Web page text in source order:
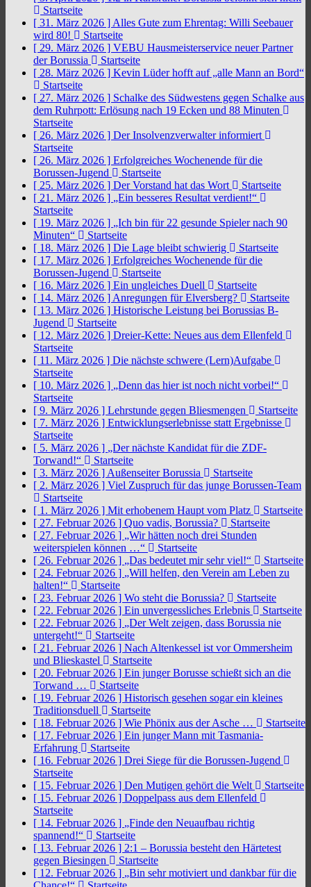
Startseite
[ 31. März 2026 ] Alles Gute zum Ehrentag: Willi Seebauer
wird 80!
Startseite
[ 29. März 2026 ] VEBU Hausmeisterservice neuer Partner
der Borussia
Startseite
[ 28. März 2026 ] Kevin Lüder hofft auf „alle Mann an Bord“
Startseite
[ 27. März 2026 ] Schalke des Südwestens gegen Schalke aus
dem Ruhrpott: Erlösung nach 19 Ecken und 88 Minuten
Startseite
[ 26. März 2026 ] Der Insolvenzverwalter informiert
Startseite
[ 26. März 2026 ] Erfolgreiches Wochenende für die
Borussen-Jugend
Startseite
[ 25. März 2026 ] Der Vorstand hat das Wort
Startseite
[ 21. März 2026 ] „Ein besseres Resultat verdient!“
Startseite
[ 19. März 2026 ] „Ich bin für 22 gesunde Spieler nach 90
Minuten“
Startseite
[ 18. März 2026 ] Die Lage bleibt schwierig
Startseite
[ 17. März 2026 ] Erfolgreiches Wochenende für die
Borussen-Jugend
Startseite
[ 16. März 2026 ] Ein ungleiches Duell
Startseite
[ 14. März 2026 ] Anregungen für Elversberg?
Startseite
[ 13. März 2026 ] Historische Leistung bei Borussias B-
Jugend
Startseite
[ 12. März 2026 ] Dreier-Kette: Neues aus dem Ellenfeld
Startseite
[ 11. März 2026 ] Die nächste schwere (Lern)Aufgabe
Startseite
[ 10. März 2026 ] „Denn das hier ist noch nicht vorbei!“
Startseite
[ 9. März 2026 ] Lehrstunde gegen Bliesmengen
Startseite
[ 7. März 2026 ] Entwicklungserlebnisse statt Ergebnisse
Startseite
[ 5. März 2026 ] „Der nächste Kandidat für die ZDF-
Torwand!“
Startseite
[ 3. März 2026 ] Außenseiter Borussia
Startseite
[ 2. März 2026 ] Viel Zuspruch für das junge Borussen-Team
Startseite
[ 1. März 2026 ] Mit erhobenem Haupt vom Platz
Startseite
[ 27. Februar 2026 ] Quo vadis, Borussia?
Startseite
[ 27. Februar 2026 ] „Wir hätten noch drei Stunden
weiterspielen können …“
Startseite
[ 26. Februar 2026 ] „Das bedeutet mir sehr viel!“
Startseite
[ 24. Februar 2026 ] „Will helfen, den Verein am Leben zu
halten!“
Startseite
[ 23. Februar 2026 ] Wo steht die Borussia?
Startseite
[ 22. Februar 2026 ] Ein unvergessliches Erlebnis
Startseite
[ 22. Februar 2026 ] „Der Welt zeigen, dass Borussia nie
untergeht!“
Startseite
[ 21. Februar 2026 ] Nach Altenkessel ist vor Ommersheim
und Blieskastel
Startseite
[ 20. Februar 2026 ] Ein junger Borusse schießt sich an die
Torwand …
Startseite
[ 19. Februar 2026 ] Historisch gesehen sogar ein kleines
Traditionsduell
Startseite
[ 18. Februar 2026 ] Wie Phönix aus der Asche …
Startseite
[ 17. Februar 2026 ] Ein junger Mann mit Tasmania-
Erfahrung
Startseite
[ 16. Februar 2026 ] Drei Siege für die Borussen-Jugend
Startseite
[ 15. Februar 2026 ] Den Mutigen gehört die Welt
Startseite
[ 15. Februar 2026 ] Doppelpass aus dem Ellenfeld
Startseite
[ 14. Februar 2026 ] „Finde den Neuaufbau richtig
spannend!“
Startseite
[ 13. Februar 2026 ] 2:1 – Borussia besteht den Härtetest
gegen Biesingen
Startseite
[ 12. Februar 2026 ] „Bin sehr motiviert und dankbar für die